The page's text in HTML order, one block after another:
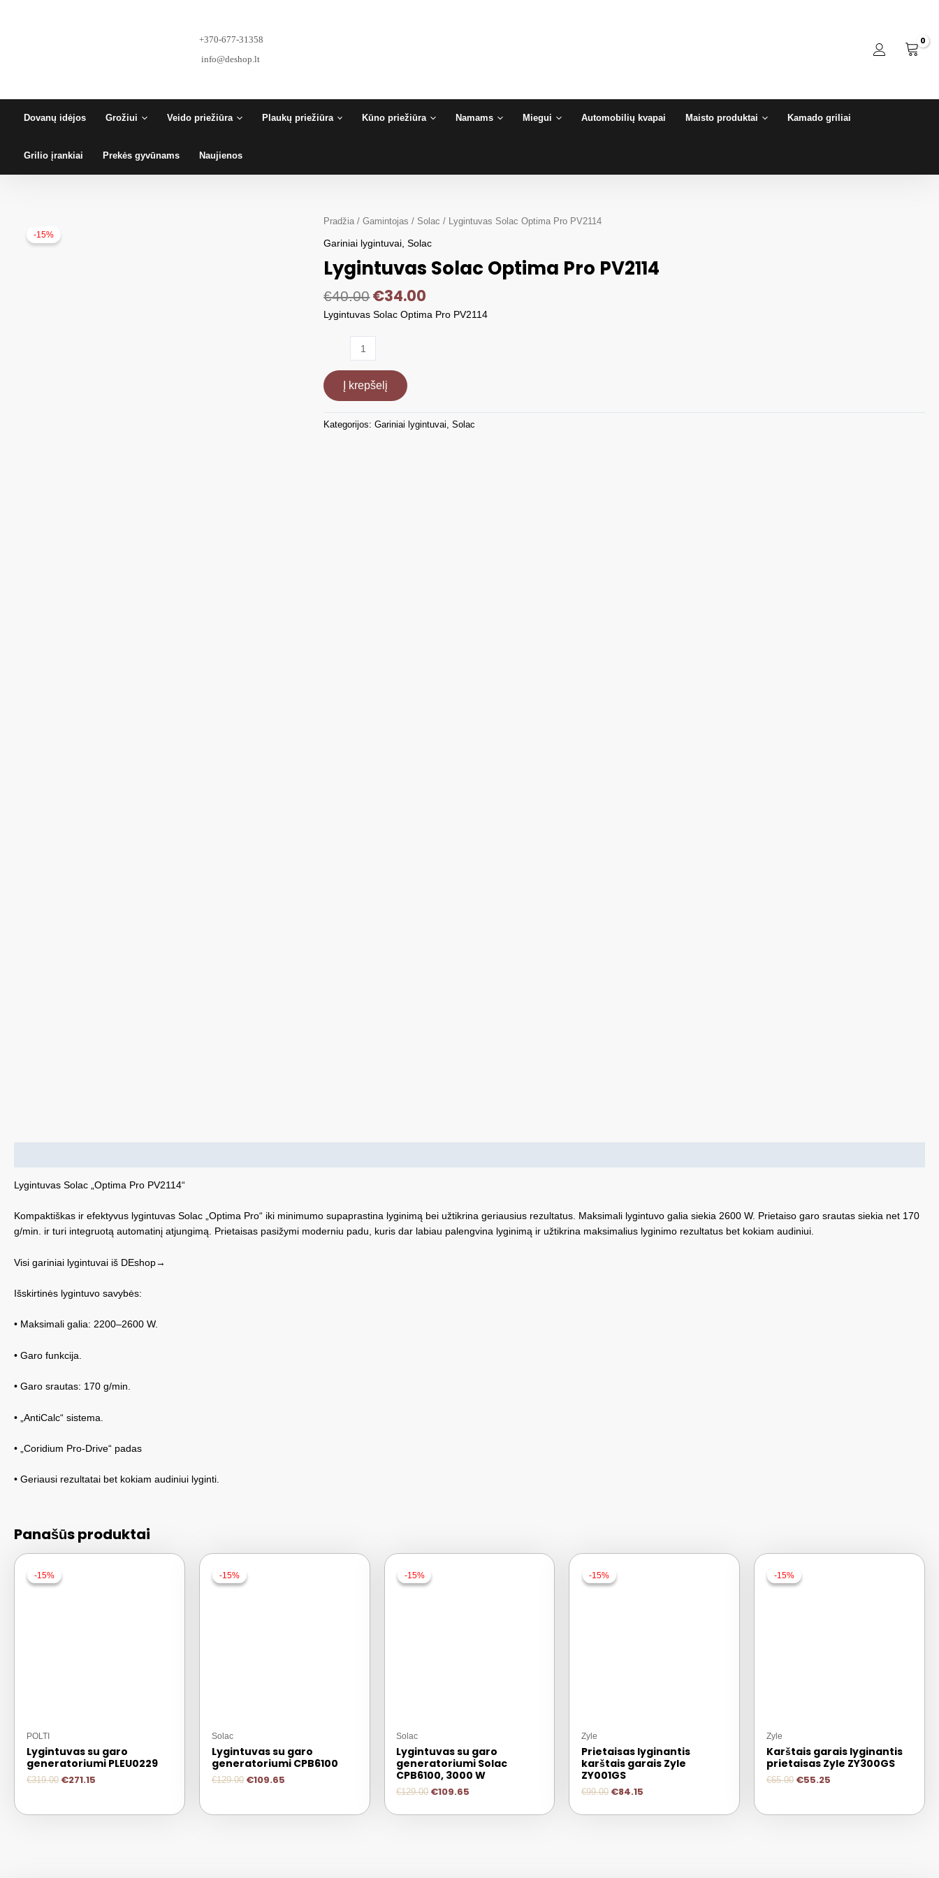
+370-677-31358
info@deshop.lt
Dovanų idėjos Grožiui Veido priežiūra Plaukų priežiūra Kūno priežiūra Namams Miegui Automobilių kvapai Maisto produktai Kamado griliai
Grilio įrankiai Prekės gyvūnams Naujienos
-15%
Pradžia /Gamintojas / Solac / Lygintuvas Solac Optima Pro PV2114
Gariniai lygintuvai ,Solac
Lygintuvas Solac Optima Pro PV2114
€40.00 €34.00
Lygintuvas Solac Optima Pro PV2114
Lygintuvas
Solac
Optima
Pro
Į krepšelį
Kategorijos:Gariniai lygintuvai,Solac
Lygintuvas Solac „Optima Pro PV2114“
Kompaktiškas ir efektyvus lygintuvas Solac „Optima Pro“ iki minimumo supaprastina lyginimą bei užtikrina geriausius rezultatus. Maksimali lygintuvo galia siekia 2600 W. Prietaiso garo srautas siekia net 170
g/min. ir turi integruotą automatinį atjungimą. Prietaisas pasižymi moderniu padu, kuris dar labiau palengvina lyginimą ir užtikrina maksimalius lyginimo rezultatus bet kokiam audiniui.
Visi gariniai lygintuvai iš DEshop→
Išskirtinės lygintuvo savybės:
• Maksimali galia: 2200–2600 W.
• Garo funkcija.
• Garo srautas: 170 g/min.
• „AntiCalc“ sistema.
• „Coridium Pro-Drive“ padas
• Geriausi rezultatai bet kokiam audiniui lyginti.
Panašūs produktai
-15%
-15%
POLTI
Lygintuvas su garo
generatoriumi PLEU0229
€319.00 €271.15
-15%
-15%
Solac
Lygintuvas su garo
generatoriumi CPB6100
€129.00 €109.65
-15%
-15%
Solac
Lygintuvas su garo
generatoriumi Solac
CPB6100, 3000 W
€129.00 €109.65
-15%
-15%
Zyle
Prietaisas lyginantis
karštais garais Zyle
ZY001GS
€99.00 €84.15
-15%
-15%
Zyle
Karštais garais lyginantis
prietaisas Zyle ZY300GS
€65.00 €55.25